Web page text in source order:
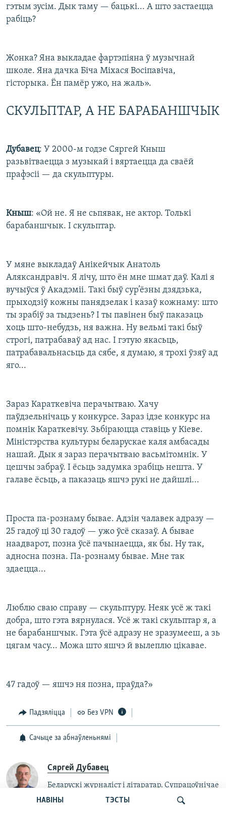
НАВІНЫ ТЭСТЫ
гэтым зусім. Дык таму — бацькі... А што застаецца
рабіць?
Жонка? Яна выкладае фартэпіяна ў музычнай
школе. Яна дачка Біча Міхася Восіпавіча,
гісторыка. Ён памёр ужо, на жаль».
СКУЛЬПТАР, А НЕ БАРАБАНШЧЫК
Дубавец: У 2000-м годзе Сяргей Кныш
разьвітваецца з музыкай і вяртаецца да сваёй
прафэсіі — да скульптуры.
Кныш: «Ой не. Я не сьпявак, не актор. Толькі
барабаншчык. І скульптар.
У мяне выкладаў Анікейчык Анатоль
Аляксандравіч. Я лічу, што ён мне шмат даў. Калі я
вучыўся ў Акадэміі. Такі быў сур’ёзны дзядзька,
прыходзіў кожны панядзелак і казаў кожнаму: што
ты зрабіў за тыдзень? І ты павінен быў паказаць
хоць што-небудзь, ня важна. Ну вельмі такі быў
строгі, патрабаваў ад нас. І гэтую якасьць,
патрабавальнасьць да сябе, я думаю, я трохі ўзяў ад
яго...
Зараз Караткевіча перачытваю. Хачу
паўдзельнічаць у конкурсе. Зараз ідзе конкурс на
помнік Караткевічу. Зьбіраюцца ставіць у Кіеве.
Міністэрства культуры беларускае каля амбасады
нашай. Дык я зараз перачытваю васьмітомнік. У
цешчы забраў. І ёсьць задумка зрабіць нешта. У
галаве ёсьць, а паказаць яшчэ рукі не дайшлі...
Проста па-рознаму бывае. Адзін чалавек адразу —
25 гадоў ці 30 гадоў — ужо ўсё сказаў. А бывае
наадварот, позна ўсё пачынаецца, як бы. Ну так,
адносна позна. Па-рознаму бывае. Мне так
здаецца...
Люблю сваю справу — скульптуру. Неяк усё ж такі
добра, што гэта вярнулася. Усё ж такі скульптар я, а
не барабаншчык. Гэта ўсё адразу не зразумееш, а зь
цягам часу... Можа што яшчэ й вылеплю цікавае.
47 гадоў — яшчэ ня позна, праўда?»
Падзяліцца Без VPN
Сачыце за абнаўленьнямі
Сяргей Дубавец
Беларускі журналіст і літаратар. Супрацоўнічае
з Радыё Свабода ад 1997 году.